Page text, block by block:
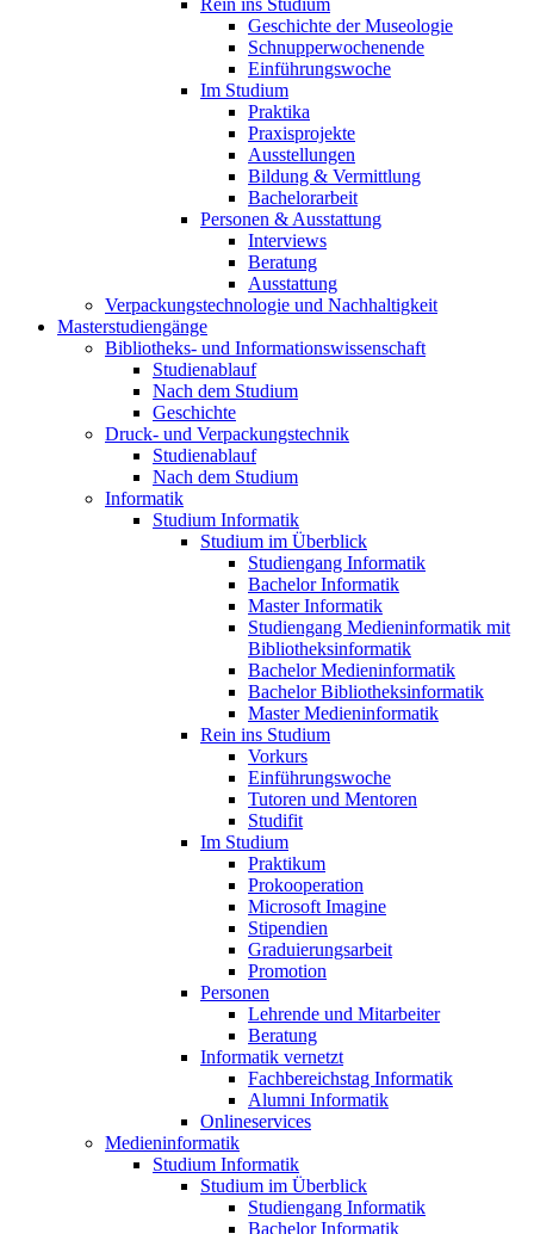
Rein ins Studium
Geschichte der Museologie
Schnupperwochenende
Einführungswoche
Im Studium
Praktika
Praxisprojekte
Ausstellungen
Bildung & Vermittlung
Bachelorarbeit
Personen & Ausstattung
Interviews
Beratung
Ausstattung
Verpackungstechnologie und Nachhaltigkeit
Masterstudiengänge
Bibliotheks- und Informationswissenschaft
Studienablauf
Nach dem Studium
Geschichte
Druck- und Verpackungstechnik
Studienablauf
Nach dem Studium
Informatik
Studium Informatik
Studium im Überblick
Studiengang Informatik
Bachelor Informatik
Master Informatik
Studiengang Medieninformatik mit
Bibliotheksinformatik
Bachelor Medieninformatik
Bachelor Bibliotheksinformatik
Master Medieninformatik
Rein ins Studium
Vorkurs
Einführungswoche
Tutoren und Mentoren
Studifit
Im Studium
Praktikum
Prokooperation
Microsoft Imagine
Stipendien
Graduierungsarbeit
Promotion
Personen
Lehrende und Mitarbeiter
Beratung
Informatik vernetzt
Fachbereichstag Informatik
Alumni Informatik
Onlineservices
Medieninformatik
Studium Informatik
Studium im Überblick
Studiengang Informatik
Bachelor Informatik